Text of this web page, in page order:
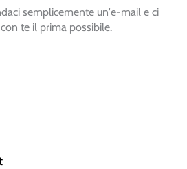
semplicemente un'e-mail e ci
te il prima possibile.